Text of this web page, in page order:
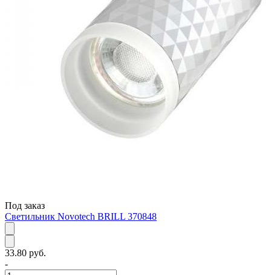
Под заказ
Светильник Novotech BRILL 370848
33.80 руб.
-